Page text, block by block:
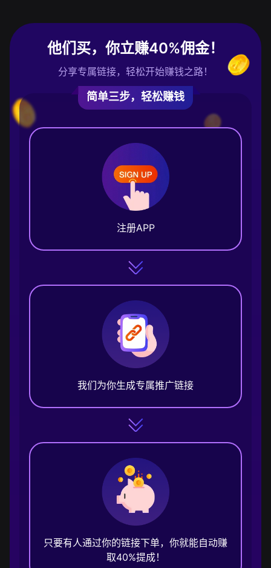
他们买，你立赚40%佣金！
分享专属链接，轻松开始赚钱之路！
简单三步，轻松赚钱
注册APP
我们为你生成专属推广链接
只要有人通过你的链接下单，你就能自动赚
取40%提成！